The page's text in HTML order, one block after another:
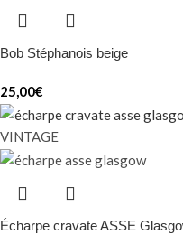
Bob Stéphanois beige
25,00€
VINTAGE
Écharpe cravate ASSE